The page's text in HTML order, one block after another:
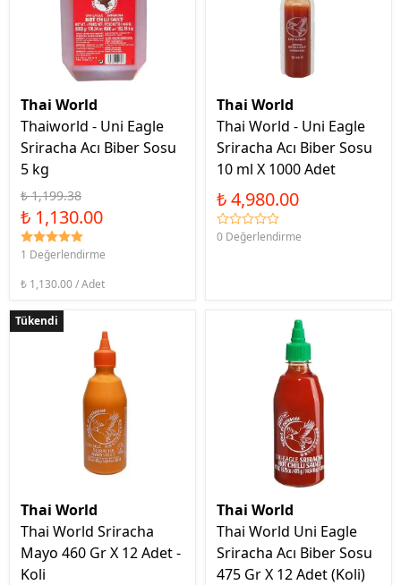
Thai World
Thaiworld - Uni Eagle
Sriracha Acı Biber Sosu
5 kg
₺ 1,199.38
₺ 1,130.00
1 Değerlendirme
₺ 1,130.00 / Adet
Thai World
Thai World - Uni Eagle
Sriracha Acı Biber Sosu
10 ml X 1000 Adet
₺ 4,980.00
0 Değerlendirme
Tükendi
Thai World
Thai World Sriracha
Mayo 460 Gr X 12 Adet -
Koli
Thai World
Thai World Uni Eagle
Sriracha Acı Biber Sosu
475 Gr X 12 Adet (Koli)